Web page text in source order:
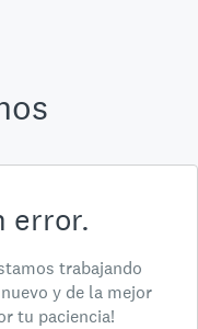
error.
trabajando
y de la mejor
tu paciencia!